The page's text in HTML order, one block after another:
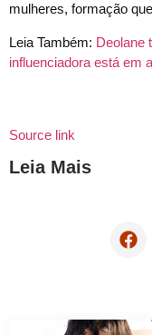
mulheres, formação
Leia Também: Deolane
influenciadora está em
Source link
Leia Mais